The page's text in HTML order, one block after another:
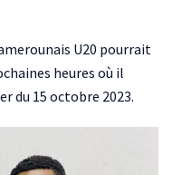
U20 pourrait
heures où il
du 15 octobre 2023.